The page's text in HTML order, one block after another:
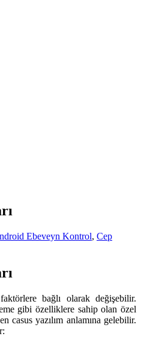
Ebeveyn Kontrol, Cep
bağlı olarak değişebilir.
gibi özelliklere sahip olan özel
casus yazılım anlamına gelebilir.